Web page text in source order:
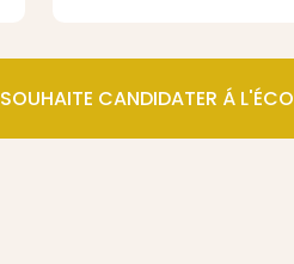
CANDIDATER Á